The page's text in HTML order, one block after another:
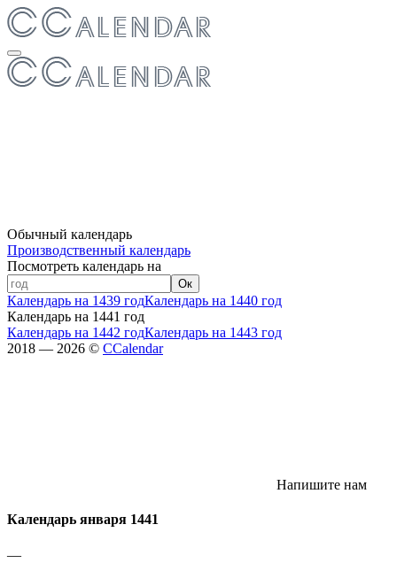
Обычный календарь
Производственный календарь
Посмотреть календарь на
Ок
Календарь на 1439 годКалендарь на 1440 год
Календарь на 1441 год
Календарь на 1442 годКалендарь на 1443 год
2018 — 2026 © CCalendar
Напишите нам
Календарь января 1441
—